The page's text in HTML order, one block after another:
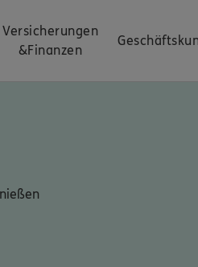
Versicherungen
&Finanzen